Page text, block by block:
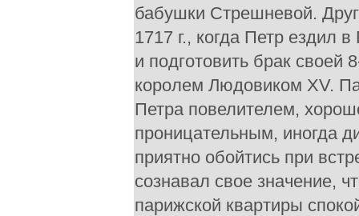
бабушки Стрешневой.
1717 г., когда Петр ездил
и подготовить брак своей
королем Людовиком XV.
Петра повелителем,
проницательным, иногда
приятно обойтись при
сознавал свое значение,
парижской квартиры